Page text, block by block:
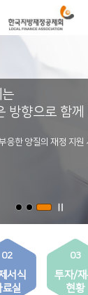
실천합니다.
응한 양질의 재정 지원
실천합니다.
응한 양질의 재정 지원
방향으로 함께
응한 양질의 재정 지원
02
서식
료실
03
투자/
현황